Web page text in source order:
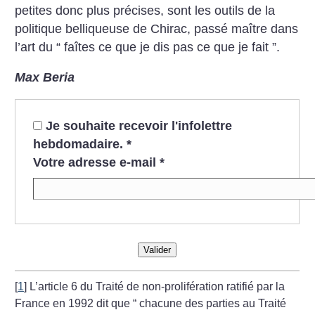
petites donc plus précises, sont les outils de la
politique belliqueuse de Chirac, passé maître dans
l’art du “ faîtes ce que je dis pas ce que je fait ”.
Max Beria
Je souhaite recevoir l'infolettre
hebdomadaire. *
Votre adresse e-mail *
Valider
[1] L’article 6 du Traité de non-prolifération ratifié par la
France en 1992 dit que “ chacune des parties au Traité